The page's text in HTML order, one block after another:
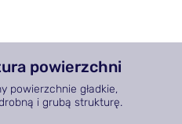
powierzchni
powierzchnie gładkie,
i grubą strukturę.